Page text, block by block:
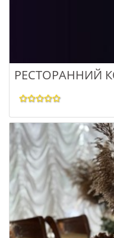
РЕСТОРАННИЙ